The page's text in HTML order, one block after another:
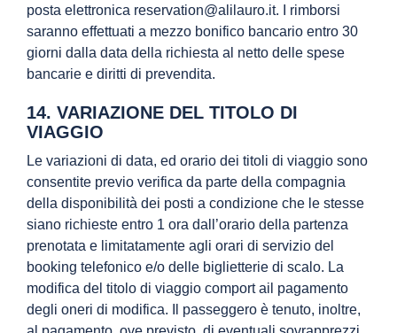
posta elettronica reservation@alilauro.it. I rimborsi
saranno effettuati a mezzo bonifico bancario entro 30
giorni dalla data della richiesta al netto delle spese
bancarie e diritti di prevendita.
14. VARIAZIONE DEL TITOLO DI
VIAGGIO
Le variazioni di data, ed orario dei titoli di viaggio sono
consentite previo verifica da parte della compagnia
della disponibilità dei posti a condizione che le stesse
siano richieste entro 1 ora dall’orario della partenza
prenotata e limitatamente agli orari di servizio del
booking telefonico e/o delle biglietterie di scalo. La
modifica del titolo di viaggio comport ail pagamento
degli oneri di modifica. Il passeggero è tenuto, inoltre,